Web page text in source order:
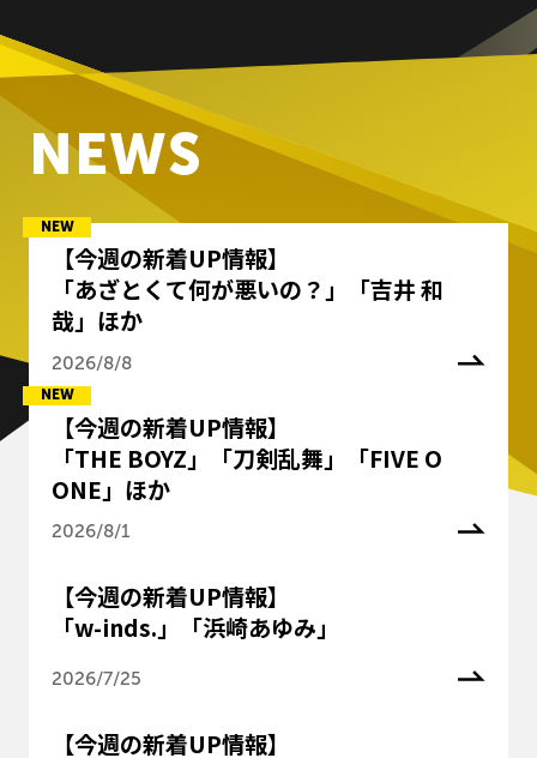
NEWS
【今週の新着UP情報】
「あざとくて何が悪いの？」「吉井 和
哉」ほか
2026/8/8
【今週の新着UP情報】
「THE BOYZ」「刀剣乱舞」「FIVE O
ONE」ほか
2026/8/1
【今週の新着UP情報】
「w-inds.」「浜崎あゆみ」
2026/7/25
【今週の新着UP情報】